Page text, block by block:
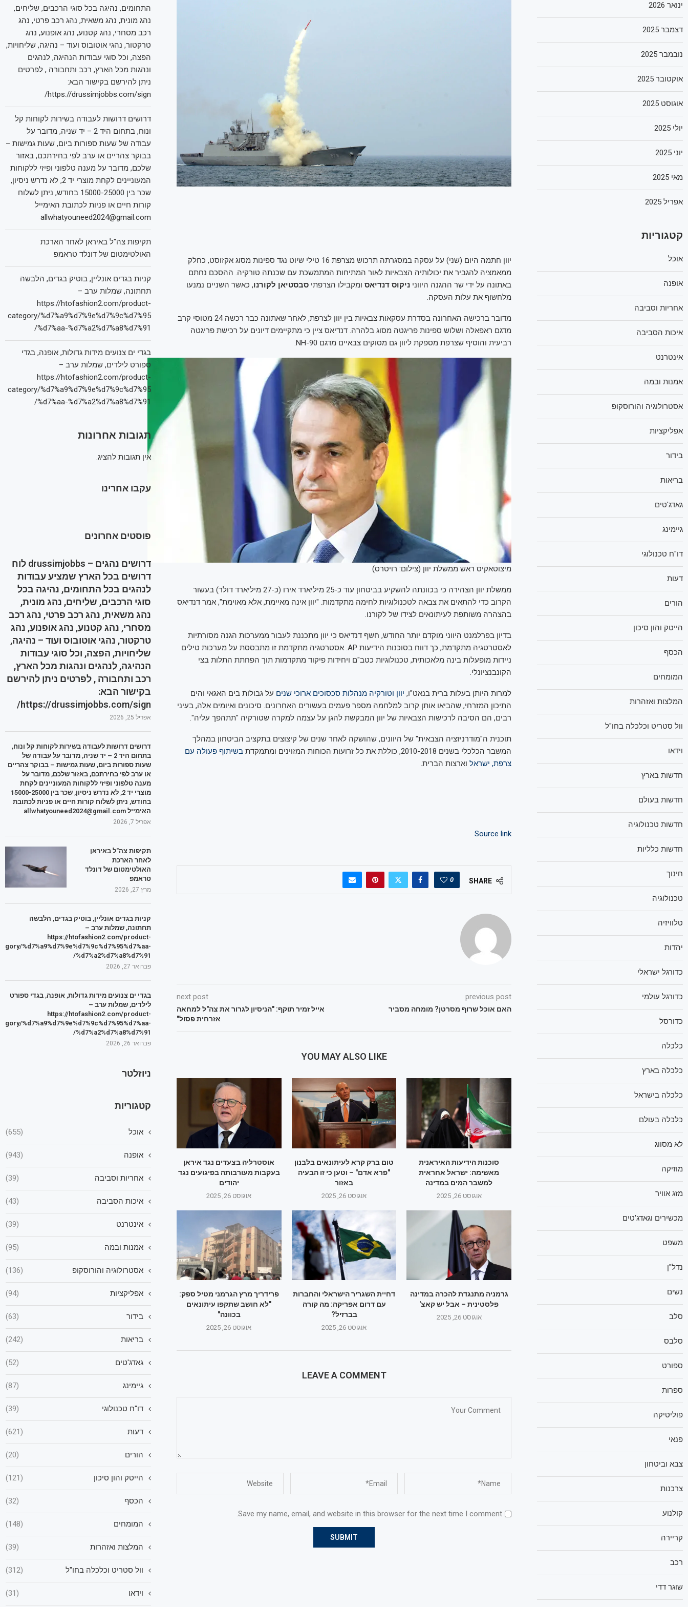
יוון חתמה היום (שני) על עסקה במסגרתה תרכוש מצרפת 16 טילי שיוט נגד ספינות מסוג אקזוסט, כחלק
ממאמציה להגביר את יכולותיה הצבאיות לאור המתיחות המתמשכת עם שכנתה טורקיה. ההסכם נחתם
באתונה על ידי שר ההגנה היווני ניקוס דנדיאסומקבילו הצרפתי סבסטיאן לקורנו, כאשר השניים נמנעו
מלחשוף את עלות העסקה.
מדובר ברכישה האחרונה בסדרת עסקאות צבאיות בין יוון לצרפת, לאחר שאתונה כבר רכשה 24 מטוסי קרב
מדגם ראפאלה ושלוש ספינות פריגטה מסוג בלהרה. דנדיאס ציין כי מתקיימים דיונים על רכישת פריגטה
רביעית והוסיף שצרפת מספקת ליוון גם מסוקים צבאיים מדגם NH-90.
מיצוטאקיס ראש ממשלת יוון (צילום: רויטרס)
ממשלת יוון הצהירה כי בכוונתה להשקיע בביטחון עוד כ-25 מיליארד אירו (כ-27 מיליארד דולר) בעשור
הקרוב כדי להתאים את צבאה לטכנולוגיות לחימה מתקדמות. "יוון אינה מאיימת, אלא מאוימת", אמר דנדיאס
בהצהרה משותפת לעיתונאים לצידו של לקורנו.
בדיון בפרלמנט היווני מוקדם יותר החודש, חשף דנדיאס כי יוון מתכננת לעבור ממערכות הגנה מסורתיות
לאסטרטגיה מתקדמת, כך דווח בסוכנות הידיעות AP. אסטרטגיה מתקדמת זו מתבססת על מערכות טילים
ניידות מופעלות בינה מלאכותית, טכנולוגיות כטב"ם ויחידות פיקוד מתקדמות תוך הפחתת התלות בצי
הקונבנציונלי.
למרות היותן בעלות ברית בנאט"ו, יוון וטורקיה מנהלות סכסוכים ארוכי שנים על גבולות בים האגאי והים
התיכון המזרחי, שהביאו אותן קרוב למלחמה מספר פעמים בעשורים האחרונים. סיכונים ואיומים אלה, בעיני
רבים, הם הסיבה לרכישות הצבאיות של יוון המבקשת להגן על עצמה למקרה שטורקיה "תתהפך עליה".
תוכנית ה"מודרניזציה הצבאית" של היוונים, שהושקה לאחר שנים של קיצוצים בתקציב הביטחון במהלך
המשבר הכלכלי בשנים 2010-2018, כוללת את כל זרועות הכוחות המזוינים ומתמקדת
בשיתוף פעולה עם
צרפת, ישראלוארצות הברית.
Source link
SHARE
0
previous post
האם אוכל שרוף מסרטן? מומחה מסביר
next post
אייל זמיר תוקף: "הניסיון לגרור את צה"ל למחאה
אזרחית פסול"
YOU MAY ALSO LIKE
אוסטרליה בצעדים נגד איראן
בעקבות מעורבותה בפיגועים נגד
יהודים
אוגוסט 26, 2025
טום ברק קרא לעיתונאים בלבנון
"פרא אדם" – וטען כי זו הבעיה
באזור
אוגוסט 26, 2025
סוכנות הידיעות האיראנית
מאשימה: ישראל אחראית
למשבר המים במדינה
אוגוסט 26, 2025
פרידריך מרץ הגרמני מטיל ספק:
"לא חושב שתקפו עיתונאים
בכוונה"
אוגוסט 26, 2025
דחיית השגריר הישראלי והחברות
עם דרום אפריקה: מה קורה
בברזיל?
אוגוסט 26, 2025
גרמניה מתנגדת להכרה במדינה
פלסטינית – אבל יש קאצ'
אוגוסט 26, 2025
LEAVE A COMMENT
Save my name, email, and website in this browser for the next time I comment.
התחומים, נהיגה בכל סוגי הרכבים, שליחים,
נהג מונית, נהג משאית, נהג רכב פרטי, נהג
רכב מסחרי, נהג קטנוע, נהג אופנוע, נהג
טרקטור, נהגי אוטובוס ועוד – נהיגה, שליחויות,
הפצה, וכל סוגי עבודות הנהיגה, לנהגים
ונהגות מכל הארץ, רכב ותחבורה , לפרטים
ניתן להירשם בקישור הבא:
https://drussimjobbs.com/sign/
דרושים דרושות לעבודה בשירות לקוחות קל
ונוח, בתחום היד 2 – יד שניה, מדובר על
עבודה של שעות ספורות ביום, שעות גמישות –
בבוקר צהריים או ערב לפי בחירתכם, באזור
שלכם, מדובר על מענה טלפוני ופיזי ללקוחות
המעוניינים לקחת מוצרי יד 2, לא נדרש ניסיון,
שכר בין 15000-25000 בחודש, ניתן לשלוח
קורות חיים או פניות לכתובת האימייל
allwhatyouneed2024@gmail.com
תקיפות צה"ל באיראן לאחר הארכת
האולטימטום של דונלד טראמפ
קניות בגדים אונליין, בוטיק בגדים, הלבשה
תחתונה, שמלות ערב –
https://htofashion2.com/product-
category/%d7%a9%d7%9e%d7%9c%d7%95
%d7%aa-%d7%a2%d7%a8%d7%91/
בגדי ים צנועים מידות גדולות, אופנה, בגדי
ספורט לילדים, שמלות ערב –
https://htofashion2.com/product-
category/%d7%a9%d7%9e%d7%9c%d7%95
%d7%aa-%d7%a2%d7%a8%d7%91/
תגובות אחרונות
אין תגובות להציג.
עקבו אחרינו
פוסטים אחרונים
דרושים נהגים – drussimjobbs לוח
דרושים בכל הארץ שמציע עבודות
לנהגים בכל התחומים, נהיגה בכל
סוגי הרכבים, שליחים, נהג מונית,
נהג משאית, נהג רכב פרטי, נהג רכב
מסחרי, נהג קטנוע, נהג אופנוע, נהג
טרקטור, נהגי אוטובוס ועוד – נהיגה,
שליחויות, הפצה, וכל סוגי עבודות
הנהיגה, לנהגים ונהגות מכל הארץ,
רכב ותחבורה , לפרטים ניתן להירשם
בקישור הבא:
https://drussimjobbs.com/sign/
אפריל 25, 2026
דרושים דרושות לעבודה בשירות לקוחות קל ונוח,
בתחום היד 2 – יד שניה, מדובר על עבודה של
שעות ספורות ביום, שעות גמישות – בבוקר צהריים
או ערב לפי בחירתכם, באזור שלכם, מדובר על
מענה טלפוני ופיזי ללקוחות המעוניינים לקחת
מוצרי יד 2, לא נדרש ניסיון, שכר בין 15000-25000
בחודש, ניתן לשלוח קורות חיים או פניות לכתובת
האימייל allwhatyouneed2024@gmail.com
אפריל 7, 2026
תקיפות צה"ל באיראן
לאחר הארכת
האולטימטום של דונלד
טראמפ
מרץ 27, 2026
קניות בגדים אונליין, בוטיק בגדים, הלבשה
תחתונה, שמלות ערב –
https://htofashion2.com/product-
%d7%a9%d7%9e%d7%9c%d7%95%d7%aa-
%d7%a2%d7%a8%d7%91/
פברואר 27, 2026
בגדי ים צנועים מידות גדולות, אופנה, בגדי ספורט
לילדים, שמלות ערב –
https://htofashion2.com/product-
%d7%a9%d7%9e%d7%9c%d7%95%d7%aa-
%d7%a2%d7%a8%d7%91/
פברואר 26, 2026
ניוזלטר
קטגוריות
אוכל (655)
אופנה (943)
אחריות וסביבה (39)
איכות הסביבה (43)
אינטרנט (39)
אמנות ובמה (95)
אסטרולוגיה והורוסקופ (136)
אפליקציות (94)
בידור (63)
בריאות (242)
גאדג'טים (52)
גיימינג (87)
דו"ח טכנולוגי (39)
דעות (621)
הורים (20)
הייטק והון סיכון (121)
הכסף (32)
המומחים (148)
המלצות ואזהרות (39)
וול סטריט וכלכלה בחו"ל (312)
וידאו (31)
ינואר 2026
דצמבר 2025
נובמבר 2025
אוקטובר 2025
אוגוסט 2025
יולי 2025
יוני 2025
מאי 2025
אפריל 2025
קטגוריות
אוכל
אופנה
אחריות וסביבה
איכות הסביבה
אינטרנט
אמנות ובמה
אסטרולוגיה והורוסקופ
אפליקציות
בידור
בריאות
גאדג'טים
גיימינג
דו"ח טכנולוגי
דעות
הורים
הייטק והון סיכון
הכסף
המומחים
המלצות ואזהרות
וול סטריט וכלכלה בחו"ל
וידאו
חדשות בארץ
חדשות בעולם
חדשות טכנולוגיה
חדשות כלליות
חינוך
טכנולוגיה
טלוויזיה
יהדות
כדורגל ישראלי
כדורגל עולמי
כדורסל
כלכלה
כלכלה בארץ
כלכלה בישראל
כלכלה בעולם
לא מסווג
מוזיקה
מזג אוויר
מכשירים וגאדג'טים
משפט
נדל"ן
נשים
סלב
סלבס
ספורט
ספרות
פוליטיקה
פנאי
צבא וביטחון
צרכנות
קולנוע
קריירה
רכב
שוגר דדי